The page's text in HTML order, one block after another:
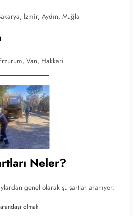
İzmir, Aydın, Muğla
Van, Hakkari
Neler?
genel olarak şu şartlar aranıyor:
olmak